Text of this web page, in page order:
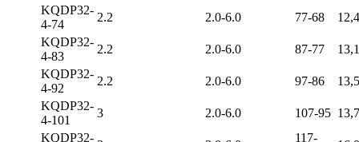
KQDP32-
4-74
2.2 2.0-6.0 77-68
KQDP32-
4-83
2.2 2.0-6.0 87-77
KQDP32-
4-92
2.2 2.0-6.0 97-86
KQDP32-
4-101
3 2.0-6.0 107-95
KQDP32-
117-